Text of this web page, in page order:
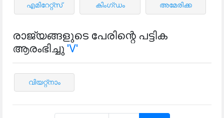
എമിറേറ്റ്സ്
കിംഗ്ഡം
അമേരിക്ക
രാജ്യങ്ങളുടെ പേരിന്റെ പട്ടിക
ആരംഭിച്ചു 'V'
വിയറ്റ്നാം